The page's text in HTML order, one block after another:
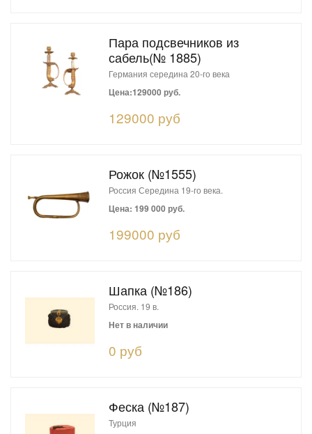
Пара подсвечников из
сабель(№ 1885)
Германия середина 20-го века
Цена:129000 руб.
129000 руб
Рожок (№1555)
Россия Середина 19-го века.
Цена: 199 000 руб.
199000 руб
Шапка (№186)
Россия. 19 в.
Нет в наличии
0 руб
Феска (№187)
Турция